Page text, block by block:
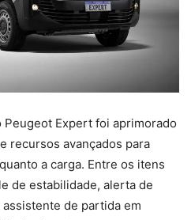
Peugeot Expert foi aprimorado
recursos avançados para
a carga. Entre os itens
de estabilidade, alerta de
de partida em